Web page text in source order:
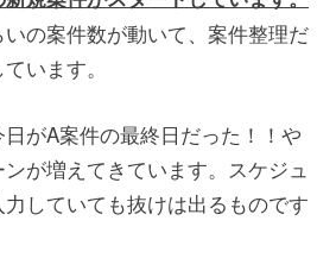
の案件数が動いて、案件整理だ
います。
がA案件の最終日だった！！や
が増えてきています。スケジュ
していても抜けは出るものです